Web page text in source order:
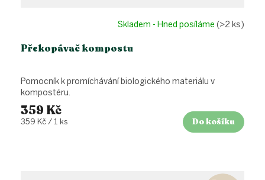
Překopávač kompostu
Skladem - Hned posíláme (>2 ks)
359 Kč
Měrná
359 Kč / 1 ks Do košíku
Pomocník k promíchávání biologického materiálu v
kompostéru.